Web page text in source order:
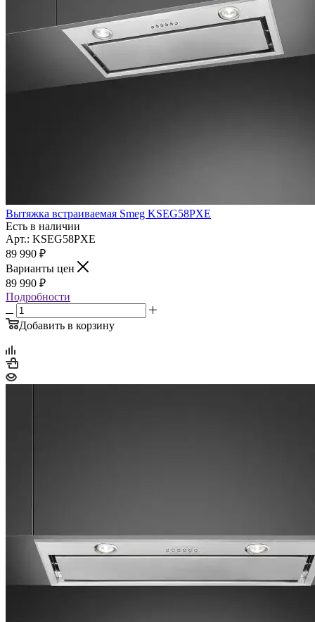
Вытяжка встраиваемая Smeg KSEG58PXE
Есть в наличии
Арт.: KSEG58PXE
89 990 ₽
Варианты цен
89 990 ₽
Подробности
Добавить в корзину